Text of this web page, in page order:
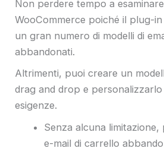
Non perdere tempo a
WooCommerce poiché il plug-
un gran numero di modelli di
abbandonati.
Altrimenti, puoi creare un
drag and drop e
esigenze.
Senza alcuna limitazione,
e-mail di carrello